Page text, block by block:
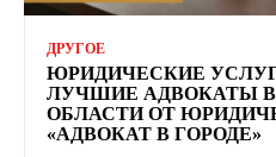
ДРУГОЕ
ЮРИДИЧЕСКИЕ
ЛУЧШИЕ АДВОКАТЫ
ОБЛАСТИ ОТ
«АДВОКАТ В ГОРОДЕ»